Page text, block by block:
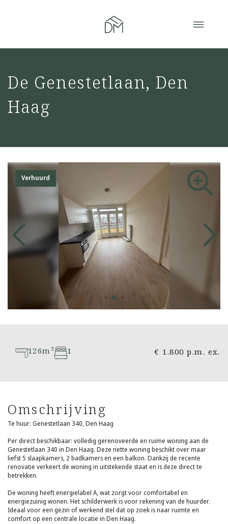
De Genestetlaan, Den
Haag
Verhuurd
126m² 1 € 1.800 p.m. ex.
Omschrijving
Te huur: Genestetlaan 340, Den Haag
Per direct beschikbaar: volledig gerenoveerde en ruime woning aan de
Genestetlaan 340 in Den Haag. Deze nette woning beschikt over maar
liefst 5 slaapkamers, 2 badkamers en een balkon. Dankzij de recente
renovatie verkeert de woning in uitstekende staat en is deze direct te
betrekken.
De woning heeft energielabel A, wat zorgt voor comfortabel en
energiezuinig wonen. Het schilderwerk is voor rekening van de huurder.
Ideaal voor een gezin of werkend stel dat op zoek is naar ruimte en
comfort op een centrale locatie in Den Haag.